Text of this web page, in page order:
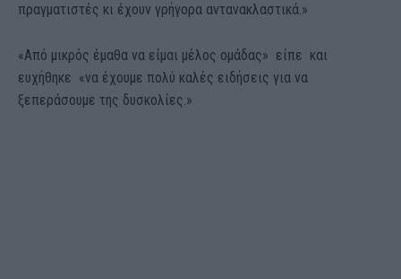
πραγματιστές κι έχουν γρήγορα αντανακλαστικά.»
«Από μικρός έμαθα να είμαι μέλος ομάδας» είπε και
ευχήθηκε «να έχουμε πολύ καλές ειδήσεις για να
ξεπεράσουμε της δυσκολίες.»